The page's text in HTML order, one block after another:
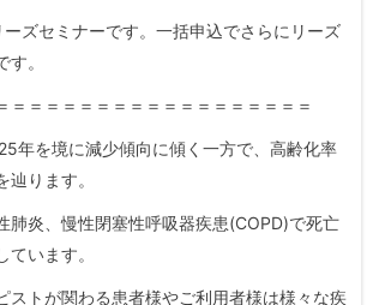
ズセミナーです。一括申込でさらにリーズ
。
＝＝＝＝＝＝＝＝＝＝＝＝＝＝＝＝＝＝
年を境に減少傾向に傾く一方で、高齢化率
ります。
肺炎、慢性閉塞性呼吸器疾患(COPD)で死亡
います。
ストが関わる患者様やご利用者様は様々な疾